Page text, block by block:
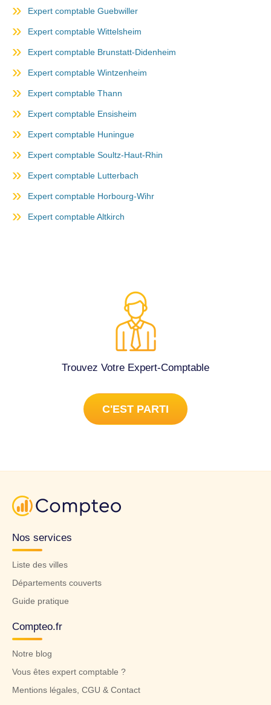
Expert comptable Guebwiller
Expert comptable Wittelsheim
Expert comptable Brunstatt-Didenheim
Expert comptable Wintzenheim
Expert comptable Thann
Expert comptable Ensisheim
Expert comptable Huningue
Expert comptable Soultz-Haut-Rhin
Expert comptable Lutterbach
Expert comptable Horbourg-Wihr
Expert comptable Altkirch
Trouvez Votre Expert-Comptable
C'EST PARTI
Nos services
Liste des villes
Départements couverts
Guide pratique
Compteo.fr
Notre blog
Vous êtes expert comptable ?
Mentions légales, CGU & Contact